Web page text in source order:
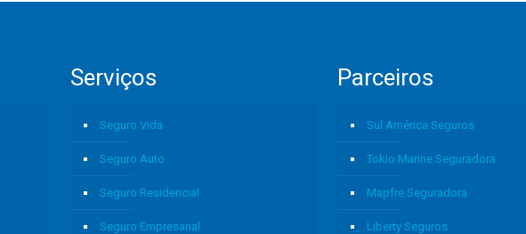
Serviços
Seguro Vida
Seguro Auto
Seguro Residencial
Seguro Empresarial
Parceiros
Sul América Seguros
Tokio Marine Seguradora
Mapfre Seguradora
Liberty Seguros